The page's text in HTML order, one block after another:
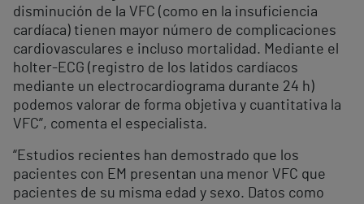
disminución de la VFC (como en la insuficiencia
cardíaca) tienen mayor número de complicaciones
cardiovasculares e incluso mortalidad. Mediante el
holter-ECG (registro de los latidos cardíacos
mediante un electrocardiograma durante 24 h)
podemos valorar de forma objetiva y cuantitativa la
VFC”, comenta el especialista.
“Estudios recientes han demostrado que los
pacientes con EM presentan una menor VFC que
pacientes de su misma edad y sexo. Datos como